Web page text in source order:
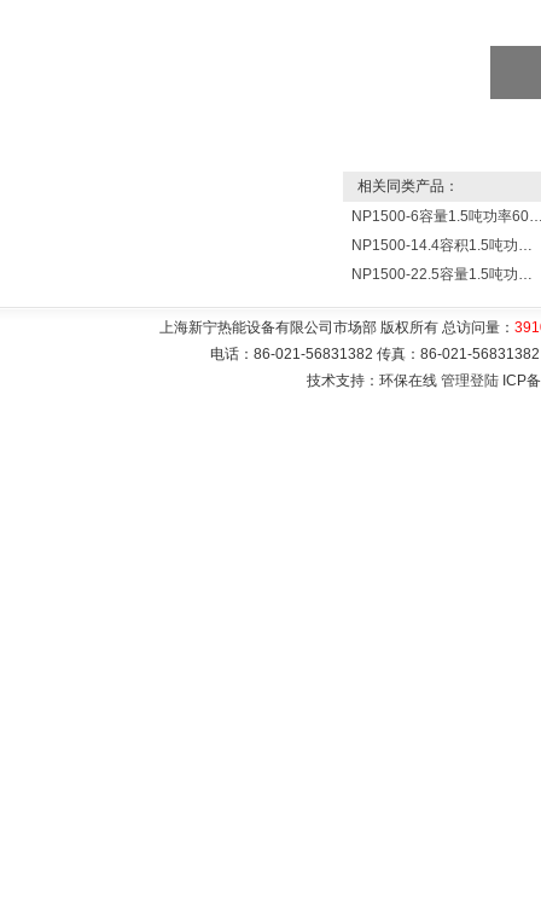
相关同类产品：
NP1500-6容量1.5吨功率6000瓦贮水
NP1500-14.4容积1.5吨功率144000瓦蓄水电热水器 热水锅炉
NP1500-22.5容量1.5吨功率22500瓦储水式电热水器 热水锅炉
上海新宁热能设备有限公司市场部 版权所有 总访问量：
电话：86-021-56831382 传真：86-021-
技术支持：环保在线 管理登陆 ICP